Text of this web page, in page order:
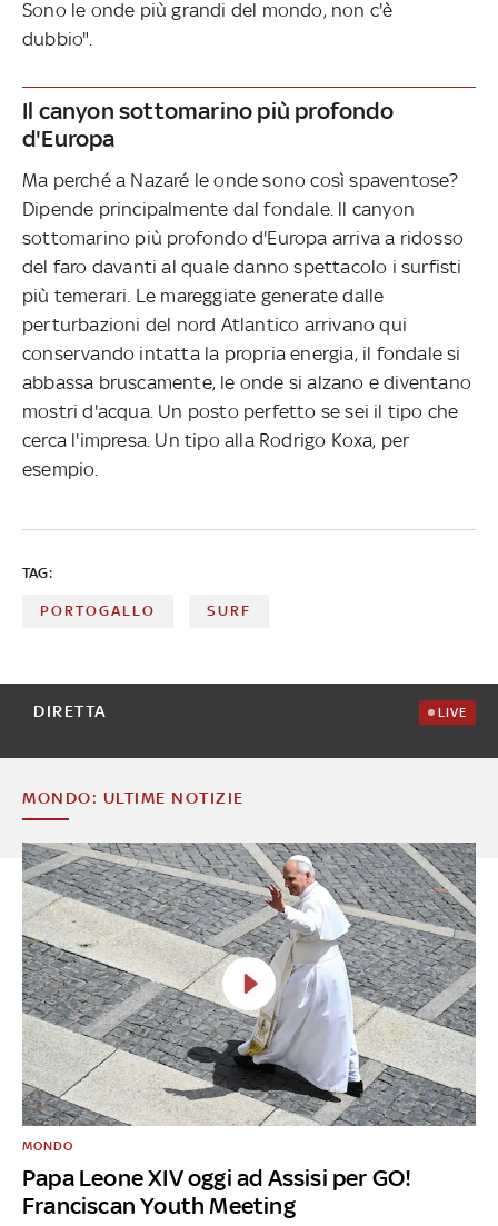
Sono le onde più grandi del mondo, non c'è
dubbio".
Il canyon sottomarino più profondo
d'Europa
Ma perché a Nazaré le onde sono così spaventose?
Dipende principalmente dal fondale. ll canyon
sottomarino più profondo d'Europa arriva a ridosso
del faro davanti al quale danno spettacolo i surfisti
più temerari. Le mareggiate generate dalle
perturbazioni del nord Atlantico arrivano qui
conservando intatta la propria energia, il fondale si
abbassa bruscamente, le onde si alzano e diventano
mostri d'acqua. Un posto perfetto se sei il tipo che
cerca l'impresa. Un tipo alla Rodrigo Koxa, per
esempio.
TAG:
PORTOGALLO SURF
DIRETTA LIVE
MONDO: ULTIME NOTIZIE
Papa Leone XIV oggi ad Assisi per GO!
Franciscan Youth Meeting
MONDO